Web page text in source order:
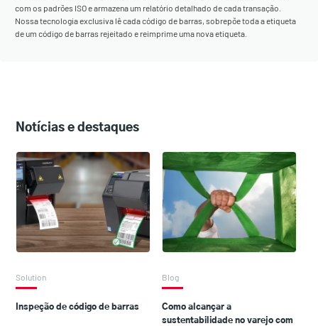
com os padrões ISO e armazena um relatório detalhado de cada transação.
Nossa tecnologia exclusiva lê cada código de barras, sobrepõe toda a etiqueta
de um código de barras rejeitado e reimprime uma nova etiqueta.
Notícias e destaques
Solution
Inspeção de código de barras
Blog
Como alcançar a
sustentabilidade no varejo com